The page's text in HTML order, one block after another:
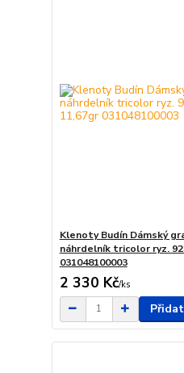
Klenoty Budín Dámský
náhrdelník tricolor ryz.
031048100003
2 330 Kč/ks